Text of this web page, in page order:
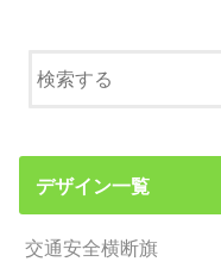
デザイン一覧
交通安全横断旗